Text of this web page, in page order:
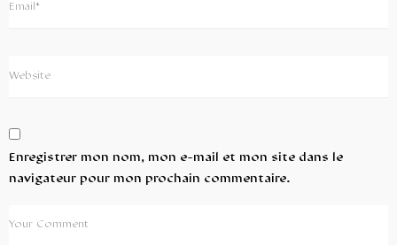
Enregistrer mon nom, mon e-mail et mon site dans le
navigateur pour mon prochain commentaire.